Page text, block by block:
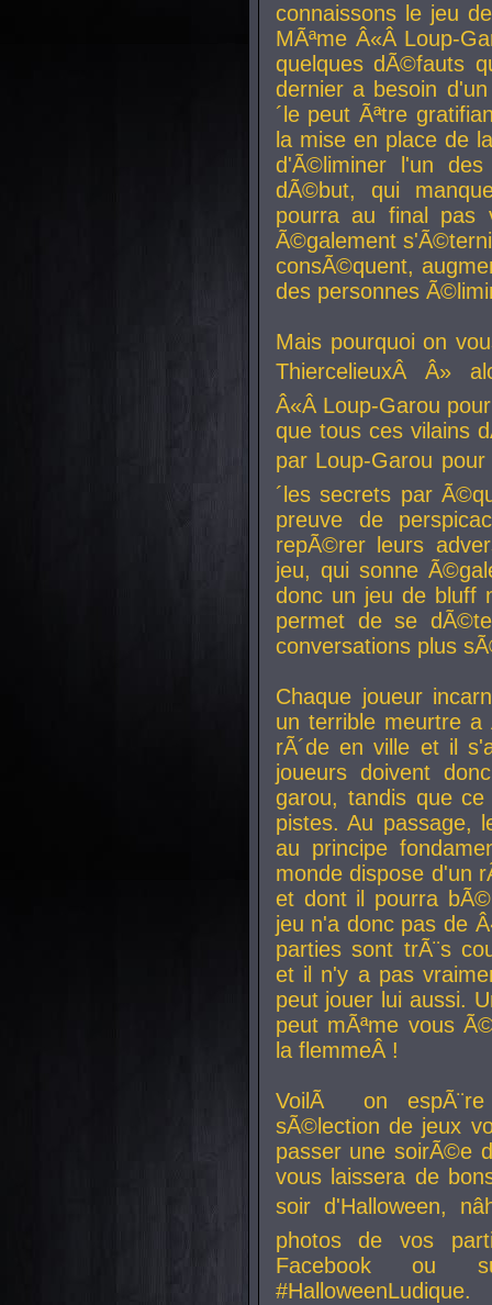
connaissons le jeu
MÃªme Â«Â Loup-
quelques dÃ©fauts
dernier a besoin
´le peut Ãªtre
la mise en place de
d'Ã©liminer l'un
dÃ©but, qui
pourra au final pas
Ã©galement
consÃ©quent,
des personnes
Mais pourquoi on
ThiercelieuxÂ Â»
Â«Â Loup-Garou
que tous ces vilains
par Loup-Garou
´les secrets par
preuve de
repÃ©rer leurs
jeu, qui sonne
donc un jeu de bluff
permet de se
conversations plus
Chaque joueur
un terrible meurtre
rÃ´de en ville et il
joueurs doivent
garou, tandis que
pistes. Au passage,
au principe
monde dispose d'un
et dont il pourra
jeu n'a donc pas de
parties sont trÃ¨s
et il n'y a pas
peut jouer lui aussi.
peut mÃªme vous
la flemmeÂ !
VoilÃ on
sÃ©lection de jeux
passer une soirÃ©e
vous laissera de
soir d'Halloween,
photos de vos
Facebook ou
#HalloweenLudique.